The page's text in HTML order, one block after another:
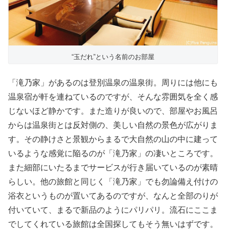
“玉だれ”という名前のお部屋
「滝乃家」があるのは登別温泉の温泉街。周りには他にも
温泉宿が軒を連ねているのですが、そんな雰囲気を全く感
じないほど静かです。また造りが良いので、部屋やお風呂
からは温泉街とは反対側の、美しい自然の景色が広がりま
す。その静けさと景観からまるで大自然の山の中に建って
いるような感覚に陥るのが「滝乃家」の凄いところです。
また細部にいたるまでサービスが行き届いているのが素晴
らしい。他の旅館と同じく「滝乃家」でも勿論備え付けの
浴衣というものが置いてあるのですが、なんと全部のりが
付いていて、まるで新品のようにパリパリ。流石にここま
でしてくれている旅館は全国探してもそう無いはずです。